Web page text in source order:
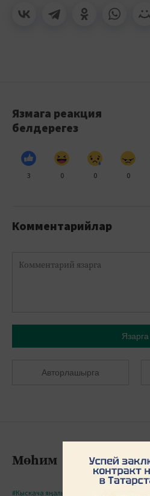
Язмага реакция
белдерегез
3 0 0 0
Комментарийлар
Язарга
Авторлашырга
Мөһим
#Кыскача яңалыклар